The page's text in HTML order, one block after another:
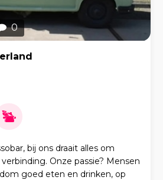
0
bij ons draait alles om
Onze passie? Mensen
goed eten en drinken, op